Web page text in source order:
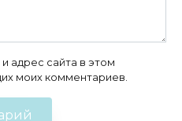
адрес сайта в этом
моих комментариев.